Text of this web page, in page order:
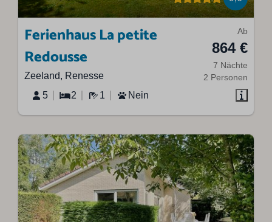
Ab
864 €
7 Nächte
2 Personen
Ferienhaus La petite
Redousse
Zeeland, Renesse
5
2 1 Nein